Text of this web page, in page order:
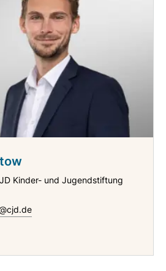
Kinder- und Jugendstiftung